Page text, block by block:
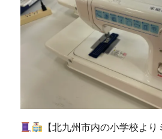
【北九州市内の小学校よ